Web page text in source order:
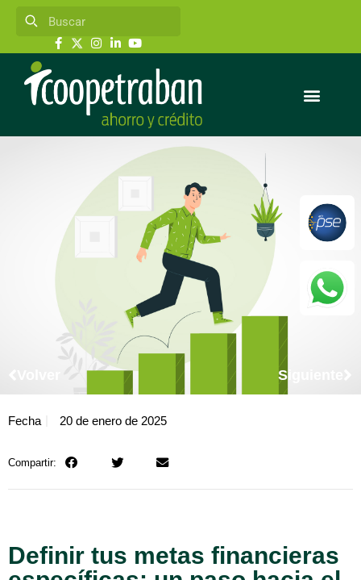
Siguiente
Fecha 20 de enero de 2025
Compartir:
Definir tus metas financieras